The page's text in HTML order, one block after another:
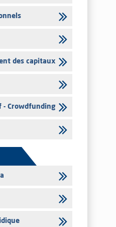
du marché des
réalisées
le prospectus
réservée aux
des capitaux
- Crowdfunding